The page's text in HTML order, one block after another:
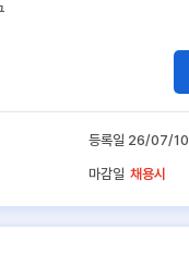
등록일 26/07/10
마감일 채용시